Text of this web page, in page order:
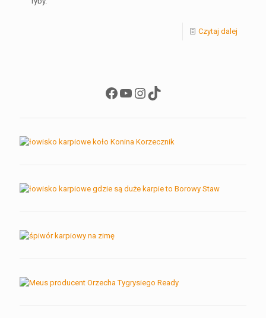
Czytaj dalej
Facebook
YouTube
Instagram
TikTok